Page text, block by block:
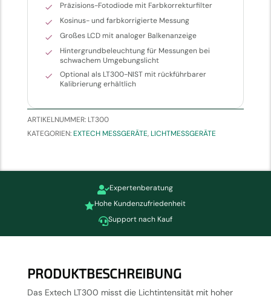
Präzisions-Fotodiode mit Farbkorrekturfilter
Kosinus- und farbkorrigierte Messung
Großes LCD mit analoger Balkenanzeige
Hintergrundbeleuchtung für Messungen bei
schwachem Umgebungslicht
Optional als LT300-NIST mit rückführbarer
Kalibrierung erhältlich
ARTIKELNUMMER: LT300
KATEGORIEN:EXTECH MESSGERÄTE,LICHTMESSGERÄTE
Expertenberatung
Hohe Kundenzufriedenheit
Support nach Kauf
PRODUKTBESCHREIBUNG
Das Extech LT300 misst die Lichtintensität mit hoher